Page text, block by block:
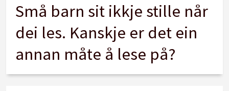
Små barn sit ikkje stille når
dei les. Kanskje er det ein
annan måte å lese på?